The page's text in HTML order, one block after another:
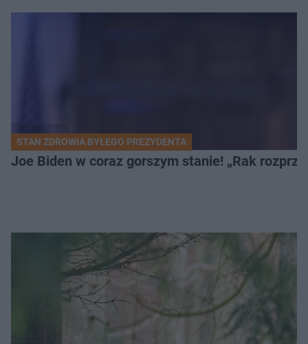
STAN ZDROWIA BYŁEGO PREZYDENTA
Joe Biden w coraz gorszym stanie! „Rak